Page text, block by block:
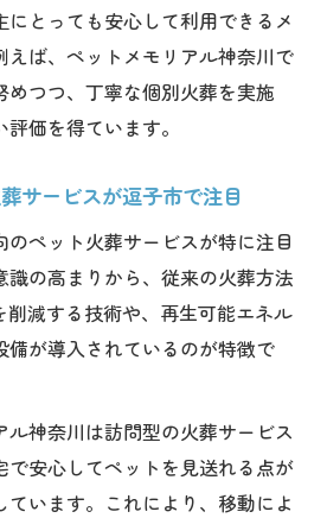
とっても安心して利用できるメ
えば、ペットメモリアル神奈川で
めつつ、丁寧な個別火葬を実施
価を得ています。
サービスが逗子市で注目
ペット火葬サービスが特に注目
識の高まりから、従来の火葬方法
削減する技術や、再生可能エネル
備が導入されているのが特徴で
ル神奈川は訪問型の火葬サービス
で安心してペットを見送れる点が
います。これにより、移動によ